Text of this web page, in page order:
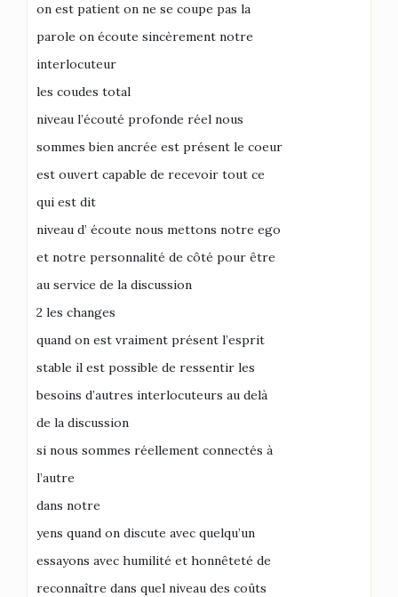
on est patient on ne se coupe pas la
parole on écoute sincèrement notre
interlocuteur
les coudes total
niveau l’écouté profonde réel nous
sommes bien ancrée est présent le coeur
est ouvert capable de recevoir tout ce
qui est dit
niveau d’ écoute nous mettons notre ego
et notre personnalité de côté pour être
au service de la discussion
2 les changes
quand on est vraiment présent l’esprit
stable il est possible de ressentir les
besoins d’autres interlocuteurs au delà
de la discussion
si nous sommes réellement connectés à
l’autre
dans notre
yens quand on discute avec quelqu’un
essayons avec humilité et honnêteté de
reconnaître dans quel niveau des coûts